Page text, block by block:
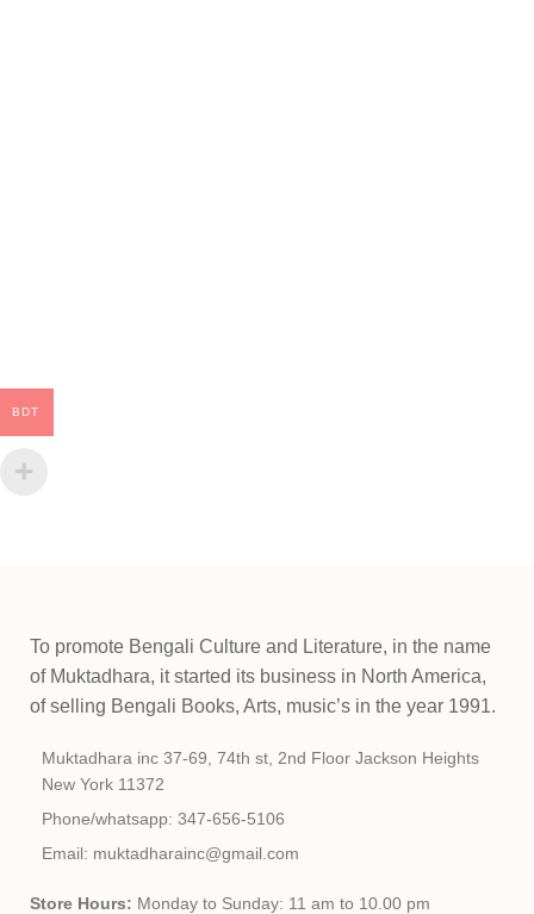
To promote Bengali Culture and Literature, in the name
of Muktadhara, it started its business in North America,
of selling Bengali Books, Arts, music’s in the year 1991.
Muktadhara inc 37-69, 74th st, 2nd Floor Jackson Heights
New York 11372
Phone/whatsapp: 347-656-5106
Email: muktadharainc@gmail.com
Store Hours: Monday to Sunday: 11 am to 10.00 pm
BDT